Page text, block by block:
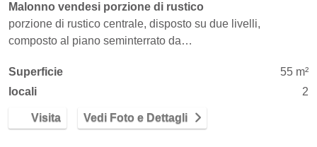
Malonno vendesi porzione di rustico
porzione di rustico centrale, disposto su due livelli,
composto al piano seminterrato da…
Superficie
55 m²
locali
2
Visita Vedi Foto e Dettagli